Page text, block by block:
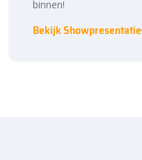
binnen!
Bekijk Showpresentatie